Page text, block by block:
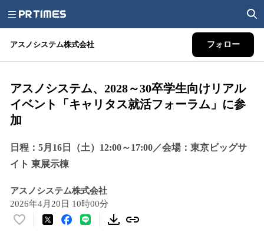
アスノシステム株式会社 フォロー
アスノシステム、2028～30卒学生向けリアル
イベント「キャリタス就活フォーラム」に参
加
日程：5月16日（土）12:00～17:00／会場：東京ビッグサ
イト 東展示棟
アスノシステム株式会社
2026年4月20日 10時00分
い